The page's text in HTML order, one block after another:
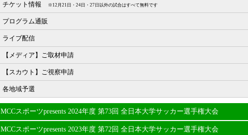
チケット情報 ※12月21日・24日・27日以外の試合はすべて無料です
プログラム通販
ライブ配信
【メディア】ご取材申請
【スカウト】ご視察申請
各地域予選
MCCスポーツpresents 2024年度 第73回 全日本大学サッカー選手権大会
MCCスポーツpresents 2023年度 第72回 全日本大学サッカー選手権大会